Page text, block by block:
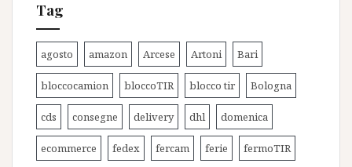
Tag
agosto amazon Arcese Artoni Bari
bloccocamion bloccoTIR blocco tir Bologna
cds consegne delivery dhl domenica
ecommerce fedex fercam ferie fermoTIR